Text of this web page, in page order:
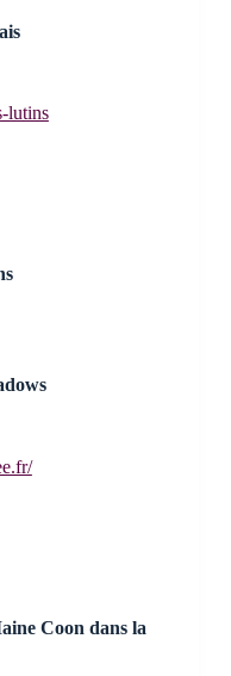
lutins
Coon dans la